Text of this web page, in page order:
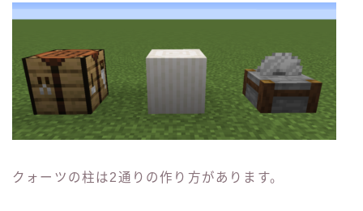
クォーツの柱は2通りの作り方があります。